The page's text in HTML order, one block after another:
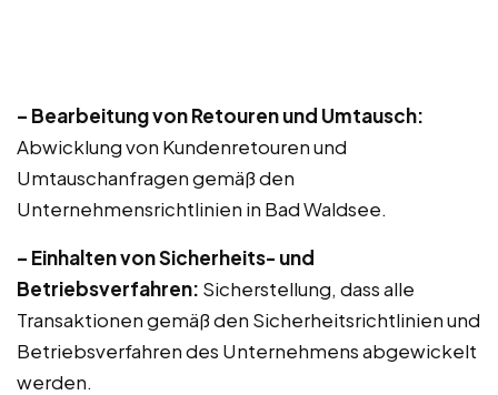
– Bearbeitung von Retouren und Umtausch:
Abwicklung von Kundenretouren und
Umtauschanfragen gemäß den
Unternehmensrichtlinien in Bad Waldsee.
– Einhalten von Sicherheits- und
Betriebsverfahren: Sicherstellung, dass alle
Transaktionen gemäß den Sicherheitsrichtlinien und
Betriebsverfahren des Unternehmens abgewickelt
werden.